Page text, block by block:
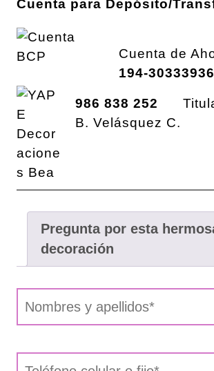
Cuenta para Depósito/
Cuenta de
194-
986 838 252
B. Velásquez C.
Pregunta por esta
decoración